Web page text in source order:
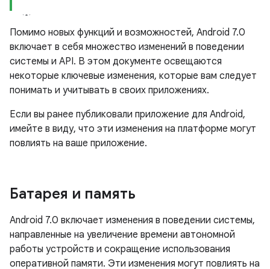
Помимо новых функций и возможностей, Android 7.0
включает в себя множество изменений в поведении
системы и API. В этом документе освещаются
некоторые ключевые изменения, которые вам следует
понимать и учитывать в своих приложениях.
Если вы ранее публиковали приложение для Android,
имейте в виду, что эти изменения на платформе могут
повлиять на ваше приложение.
Батарея и память
Android 7.0 включает изменения в поведении системы,
направленные на увеличение времени автономной
работы устройств и сокращение использования
оперативной памяти. Эти изменения могут повлиять на